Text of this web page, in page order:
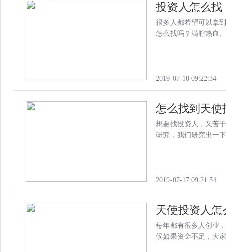
投资人怎么找
很多人都希望可以拿
怎么找吗？满腔热血
2019-07-18 09:22:34
怎么找到天使
想要找投资人，又苦
研究，我们研究出一
2019-07-17 09:21:54
天使投资人怎
每年都有很多人创业
候如果资金不足，大